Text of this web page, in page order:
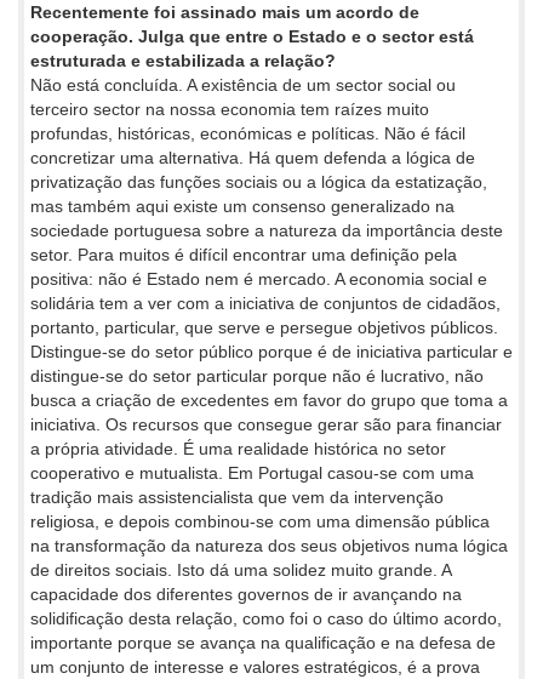
Recentemente foi assinado mais um acordo de
cooperação. Julga que entre o Estado e o sector está
estruturada e estabilizada a relação?
Não está concluída. A existência de um sector social ou
terceiro sector na nossa economia tem raízes muito
profundas, históricas, económicas e políticas. Não é fácil
concretizar uma alternativa. Há quem defenda a lógica de
privatização das funções sociais ou a lógica da estatização,
mas também aqui existe um consenso generalizado na
sociedade portuguesa sobre a natureza da importância deste
setor. Para muitos é difícil encontrar uma definição pela
positiva: não é Estado nem é mercado. A economia social e
solidária tem a ver com a iniciativa de conjuntos de cidadãos,
portanto, particular, que serve e persegue objetivos públicos.
Distingue-se do setor público porque é de iniciativa particular e
distingue-se do setor particular porque não é lucrativo, não
busca a criação de excedentes em favor do grupo que toma a
iniciativa. Os recursos que consegue gerar são para financiar
a própria atividade. É uma realidade histórica no setor
cooperativo e mutualista. Em Portugal casou-se com uma
tradição mais assistencialista que vem da intervenção
religiosa, e depois combinou-se com uma dimensão pública
na transformação da natureza dos seus objetivos numa lógica
de direitos sociais. Isto dá uma solidez muito grande. A
capacidade dos diferentes governos de ir avançando na
solidificação desta relação, como foi o caso do último acordo,
importante porque se avança na qualificação e na defesa de
um conjunto de interesse e valores estratégicos, é a prova